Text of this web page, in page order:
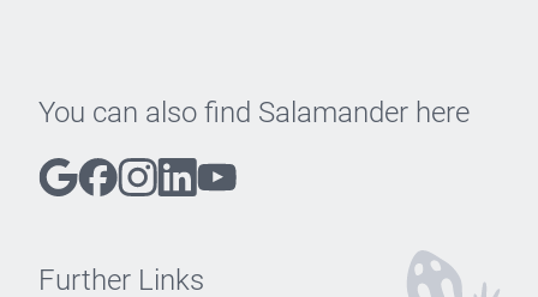
You can also find Salamander here
Further Links